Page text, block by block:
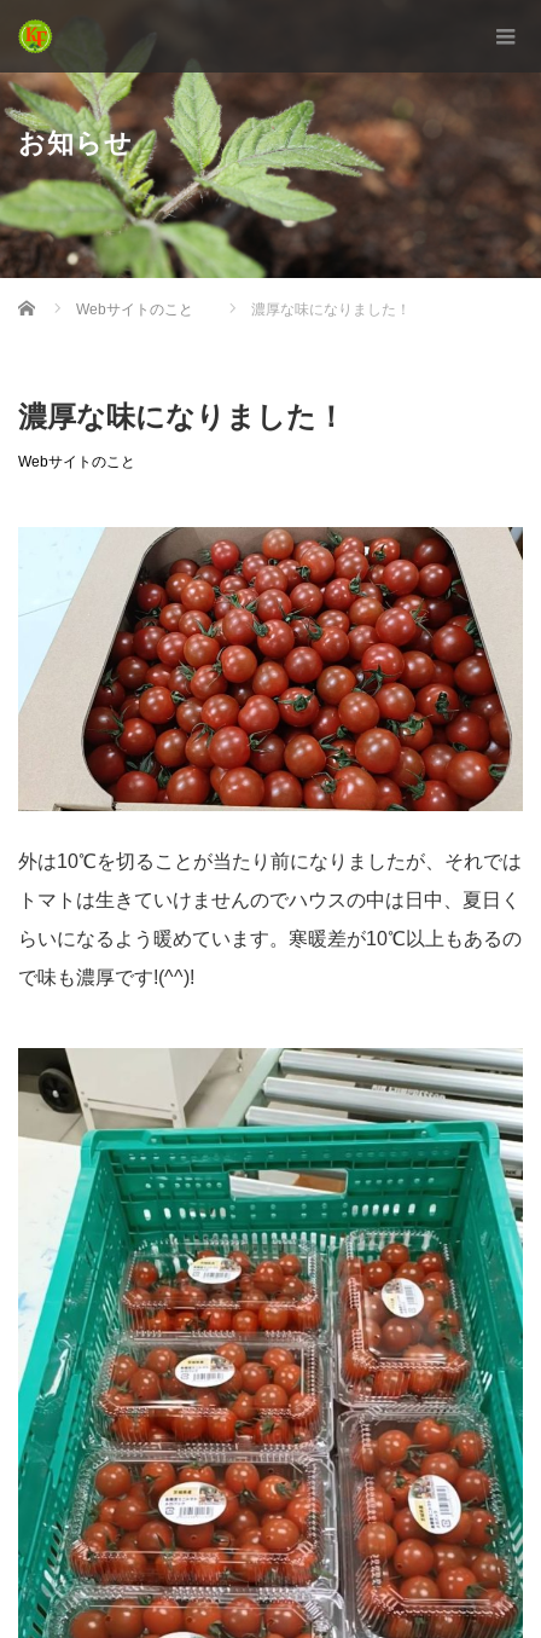
お知らせ
Home Webサイトのこと 濃厚な味になりました！
濃厚な味になりました！
Webサイトのこと
外は10℃を切ることが当たり前になりましたが、それでは
トマトは生きていけませんのでハウスの中は日中、夏日く
らいになるよう暖めています。寒暖差が10℃以上もあるの
で味も濃厚です!(^^)!